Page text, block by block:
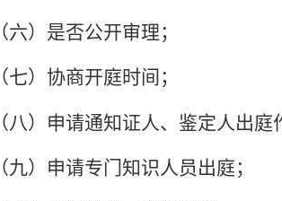
（六）是否公开审理；
（七）协商开庭时间；
（八）申请通知证人、鉴定人出庭
（九）申请专门知识人员出庭；